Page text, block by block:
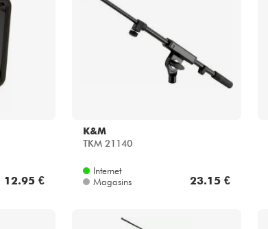
12.95 €
K&M
TKM 21140
Internet
Magasins
23.15 €